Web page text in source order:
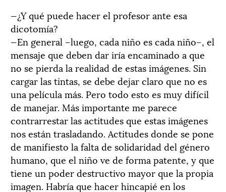
—¿Y qué puede hacer el profesor ante esa
dicotomía?
—En general –luego, cada niño es cada niño–, el
mensaje que deben dar iría encaminado a que
no se pierda la realidad de estas imágenes. Sin
cargar las tintas, se debe dejar claro que no es
una película más. Pero todo esto es muy difícil
de manejar. Más importante me parece
contrarrestar las actitudes que estas imágenes
nos están trasladando. Actitudes donde se pone
de manifiesto la falta de solidaridad del género
humano, que el niño ve de forma patente, y que
tiene un poder destructivo mayor que la propia
imagen. Habría que hacer hincapié en los